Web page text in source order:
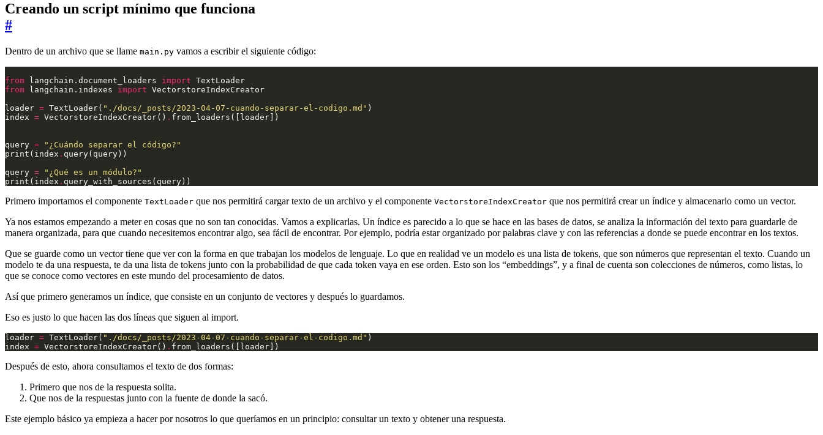
Creando un script mínimo que funciona
#
Dentro de un archivo que se llame main.py vamos a escribir el siguiente código:
from langchain.document_loaders import
from langchain.indexes import
loader = TextLoader( "./docs/_posts/2023-04-07-cuando-separar-el-codigo.md"
index = VectorstoreIndexCreator() .
query =
"¿Cuándo separar el código?"
print(index .
query =
"¿Qué es un módulo?"
print(index .
Primero importamos el componente TextLoader que nos permitirá cargar texto de un archivo y el componente VectorstoreIndexCreator que nos permitirá crear un índice y almacenarlo como un vector.
Ya nos estamos empezando a meter en cosas que no son tan conocidas. Vamos a explicarlas. Un índice es parecido a lo que se hace en las bases de datos, se analiza la información del texto para guardarle de
manera organizada, para que cuando necesitemos encontrar algo, sea fácil de encontrar. Por ejemplo, podría estar organizado por palabras clave y con las referencias a donde se puede encontrar en los textos.
Que se guarde como un vector tiene que ver con la forma en que trabajan los modelos de lenguaje. Lo que en realidad ve un modelo es una lista de tokens, que son números que representan el texto. Cuando un
modelo te da una respuesta, te da una lista de tokens junto con la probabilidad de que cada token vaya en ese orden. Esto son los “embeddings”, y a final de cuenta son colecciones de números, como listas, lo
que se conoce como vectores en este mundo del procesamiento de datos.
Así que primero generamos un índice, que consiste en un conjunto de vectores y después lo guardamos.
Eso es justo lo que hacen las dos líneas que siguen al import.
loader = TextLoader( "./docs/_posts/2023-04-07-cuando-separar-el-codigo.md"
index = VectorstoreIndexCreator() .
Después de esto, ahora consultamos el texto de dos formas:
Primero que nos de la respuesta solita.
Que nos de la respuestas junto con la fuente de donde la sacó.
Este ejemplo básico ya empieza a hacer por nosotros lo que queríamos en un principio: consultar un texto y obtener una respuesta.